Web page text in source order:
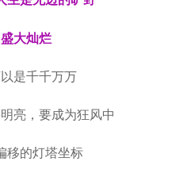
盛大灿烂
千千万万
，要成为狂风中
的灯塔坐标